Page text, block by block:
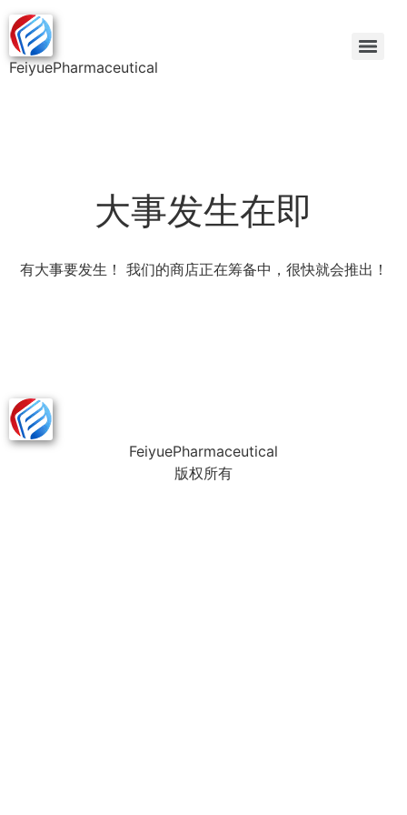
FeiyuePharmaceutical
大事发生在即
有大事要发生！ 我们的商店正在筹备中，很快就会推出！
FeiyuePharmaceutical
版权所有